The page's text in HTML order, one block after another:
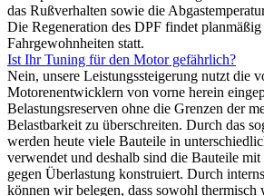
das Rußverhalten sowie die
Die Regeneration des DPF findet
Fahrgewohnheiten statt.
Ist Ihr Tuning für den Motor gefährlich?
Nein, unsere Leistungssteigerung nutzt die
Motorenentwicklern von vorne herein
Belastungsreserven ohne die Grenzen der
Belastbarkeit zu überschreiten. Durch das
werden heute viele Bauteile in
verwendet und deshalb sind die Bauteile
gegen Überlastung konstruiert. Durch
können wir belegen, dass sowohl thermisch